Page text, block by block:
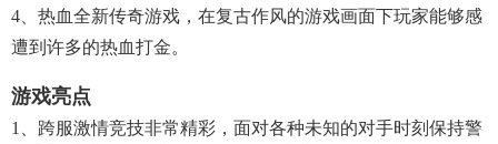
4、热血全新传奇游戏，在复古作风的游戏画面下玩家能够感
遭到许多的热血打金。
游戏亮点
1、跨服激情竞技非常精彩，面对各种未知的对手时刻保持警